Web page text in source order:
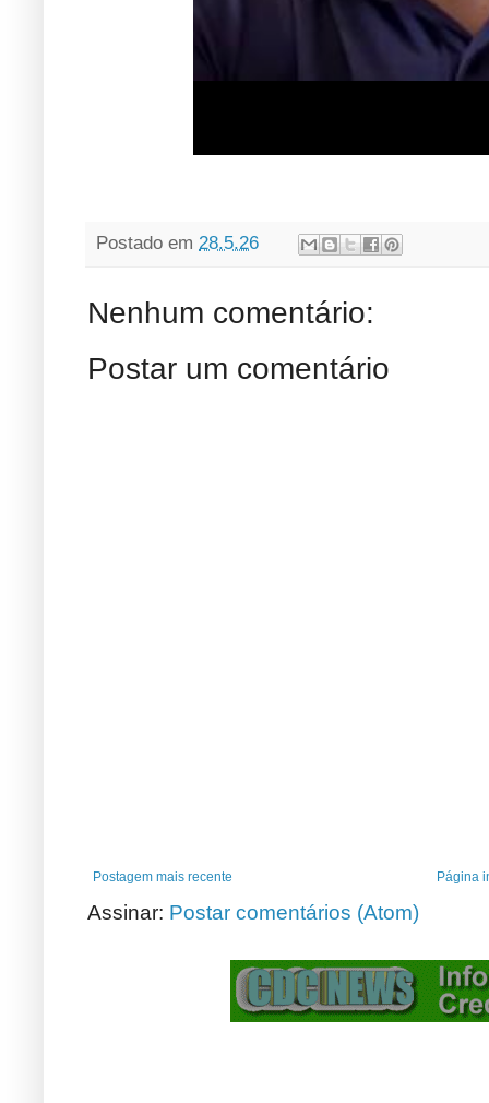
Postado em 28.5.26
Nenhum comentário:
Postar um comentário
Postagem mais recente Página
Assinar: Postar comentários (Atom)